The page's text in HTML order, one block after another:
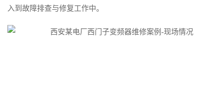
入到故障排查与修复工作中。